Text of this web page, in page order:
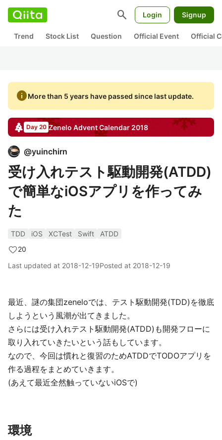
search Login Signup
Trend Stock List Question Official Event Official
infoMore than 5 years have passed since last update.
Day 20 Zenelo Advent Calendar 2018
@yuinchirn
受け入れテスト駆動開発(ATDD)
で簡単なiOSアプリを作ってみ
た
TDD iOS XCTest Swift
ATDD
20
Last updated at 2018-12-19Posted at 2018-12-19
最近、謎の集団zeneloでは、テスト駆動開発(TDD)を徹底
しようという風潮が出てきました。
さらには受け入れテスト駆動開発(ATDD)も開発フローに
取り入れていきたいという話もしています。
なので、今回は慣れと復習のためATDDでTODOアプリを
作る過程をまとめていきます。
(あえて最近全然触っていないiOSで)
環境